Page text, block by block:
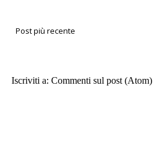
Post più recente
Iscriviti a:Commenti sul post (Atom)